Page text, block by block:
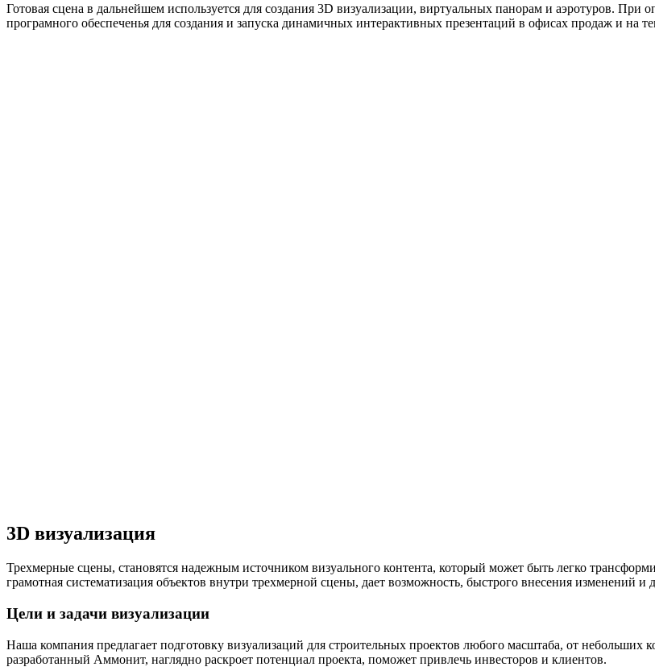
Готовая сцена в дальнейшем используется для создания 3D визуализации, виртуальных панорам и аэротуров.
програмного обеспеченья для создания и запуска динамичных интерактивных презентаций в офисах продаж и на
3D визуализация
Трехмерные сцены, становятся надежным источником визуального контента, который может быть легко
грамотная систематизация объектов внутри трехмерной сцены, дает возможность, быстрого внесения изменений и
Цели и задачи визуализации
Наша компания предлагает подготовку визуализаций для строительных проектов любого масштаба, от
разработанный Аммонит, наглядно раскроет потенциал проекта, поможет привлечь инвесторов и клиентов.